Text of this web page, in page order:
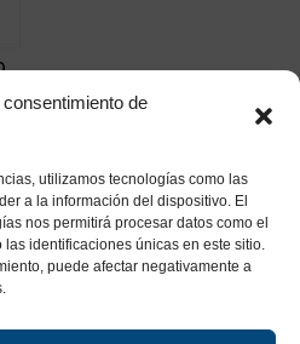
de
utilizamos tecnologías como las
a la información del dispositivo. El
nos permitirá procesar datos como el
identificaciones únicas en este sitio.
puede afectar negativamente a